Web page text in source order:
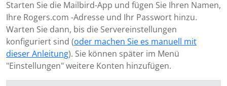
Starten Sie die Mailbird-App und fügen Sie Ihren Namen,
Ihre Rogers.com -Adresse und Ihr Passwort hinzu.
Warten Sie dann, bis die Servereinstellungen
konfiguriert sind (oder machen Sie es manuell mit
dieser Anleitung). Sie können später im Menü
"Einstellungen" weitere Konten hinzufügen.